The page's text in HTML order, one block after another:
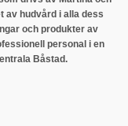
av hudvård i alla dess
och produkter av
personal i en
Båstad.